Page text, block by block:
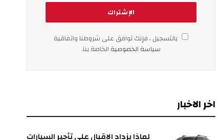
بالتسجيل ، فإنك توافق على شروطنا واتفاقية
سياسة الخصوصية الخاصة بنا.
اخر الاخبار
لماذا يزداد الإقبال على تأجير السيارات